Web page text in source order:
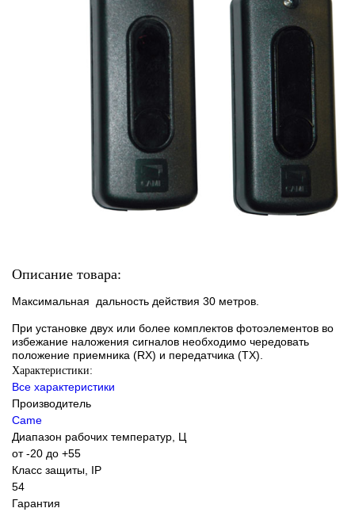
Описание товара:
Максимальная дальность действия 30 метров.
При установке двух или более комплектов фотоэлементов во
избежание наложения сигналов необходимо чередовать
положение приемника (RX) и передатчика (TX).
Характеристики:
Все характеристики
Производитель
Came
Диапазон рабочих температур, Ц
от -20 до +55
Класс защиты, IP
54
Гарантия